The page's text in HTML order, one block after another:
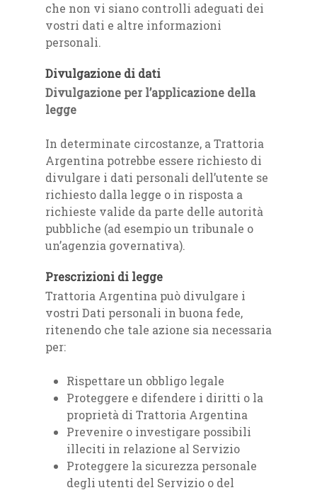
che non vi siano controlli adeguati dei
vostri dati e altre informazioni
personali.
Divulgazione di dati
Divulgazione per l’applicazione della
legge
In determinate circostanze, a Trattoria
Argentina potrebbe essere richiesto di
divulgare i dati personali dell’utente se
richiesto dalla legge o in risposta a
richieste valide da parte delle autorità
pubbliche (ad esempio un tribunale o
un’agenzia governativa).
Prescrizioni di legge
Trattoria Argentina può divulgare i
vostri Dati personali in buona fede,
ritenendo che tale azione sia necessaria
per:
Rispettare un obbligo legale
Proteggere e difendere i diritti o la
proprietà di Trattoria Argentina
Prevenire o investigare possibili
illeciti in relazione al Servizio
Proteggere la sicurezza personale
degli utenti del Servizio o del